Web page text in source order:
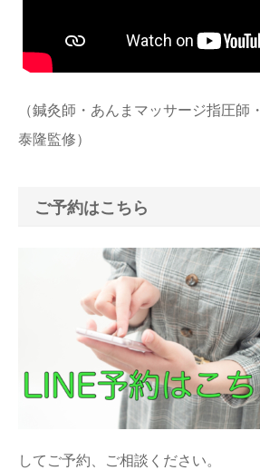
（鍼灸師・あんまマッサージ指圧
泰隆監修）
ご予約はこちら
してご予約、ご相談ください。